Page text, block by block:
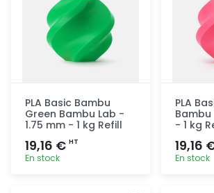
PLA Basic Bambu
Green Bambu Lab -
1.75 mm - 1 kg Refill
19,16 € HT
En stock
PLA
Bambu
- 1 kg
19,16
En stock